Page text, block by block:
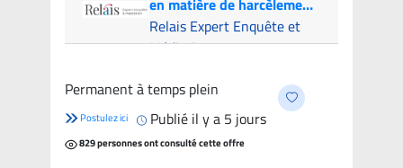
en matière de harcèlement
psychologique
Relais Expert Enquête et
Médiation
candidats
Permanent à temps plein
Postulez ici Publié il y a 5 jours
829 personnes ont consulté cette offre